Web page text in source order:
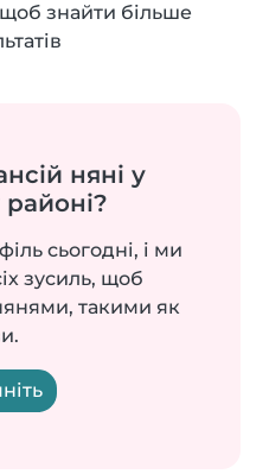
знайти більше
няні у
сьогодні, і ми
зусиль, щоб
такими як